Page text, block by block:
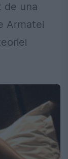
de una
Armatei